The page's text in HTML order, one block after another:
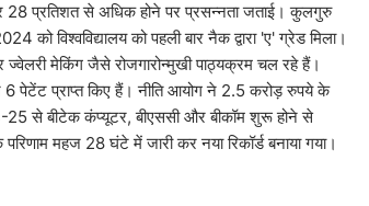
28 प्रतिशत से अधिक होने पर प्रसन्नता जताई। कुलगुरु
को विश्वविद्यालय को पहली बार नैक द्वारा 'ए' ग्रेड मिला।
ज्वेलरी मेकिंग जैसे रोजगारोन्मुखी पाठ्यक्रम चल रहे हैं।
पेटेंट प्राप्त किए हैं। नीति आयोग ने 2.5 करोड़ रुपये के
से बीटेक कंप्यूटर, बीएससी और बीकॉम शुरू होने से
महज 28 घंटे में जारी कर नया रिकॉर्ड बनाया गया।